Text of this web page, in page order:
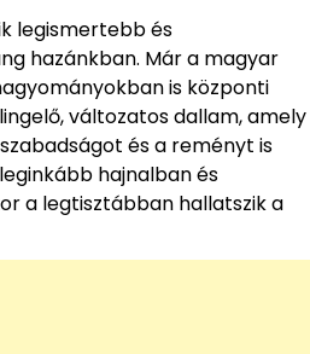
legismertebb és
hazánkban. Már a magyar
is központi
változatos dallam, amely
és a reményt is
hajnalban és
a legtisztábban hallatszik a